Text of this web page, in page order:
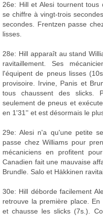
26e: Hill et Alesi tournent
se chiffre à vingt-trois
secondes. Frentzen passe
lisses.
28e: Hill apparaît au stand
ravitaillement. Ses
l'équipent de pneus lisses
provisoire. Irvine, Panis et
tous chaussent des slicks.
seulement de pneus et
en 1'31'' et est désormais le
29e: Alesi n'a qu'une petite
passe chez Williams pour
mécaniciens en profitent
Canadien fait une mauvaise
Brundle. Salo et Häkkinen
30e: Hill déborde facilement
retrouve la première place.
et chausse les slicks (7s.).